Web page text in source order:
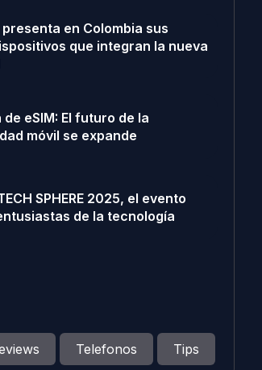
en Colombia sus
que integran la nueva
eSIM: El futuro de la
móvil se expande
SPHERE 2025, el evento
de la tecnología
Telefonos Tips